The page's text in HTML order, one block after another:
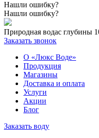
Нашли ошибку?
Нашли ошибку?
Природная водас глубины
Заказать звонок
О «Люкс Воде»
Продукция
Магазины
Доставка и оплата
Услуги
Акции
Блог
Заказать воду